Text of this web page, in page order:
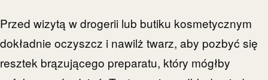
Przed wizytą w drogerii lub butiku kosmetycznym
dokładnie oczyszcz i nawilż twarz, aby pozbyć się
resztek brązującego preparatu, który mógłby